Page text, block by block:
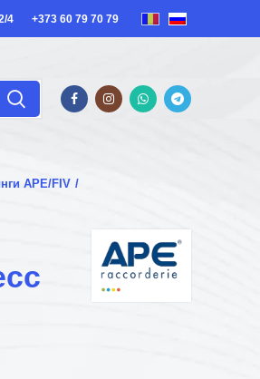
4 +373 60 79 70 79
APE/FIV